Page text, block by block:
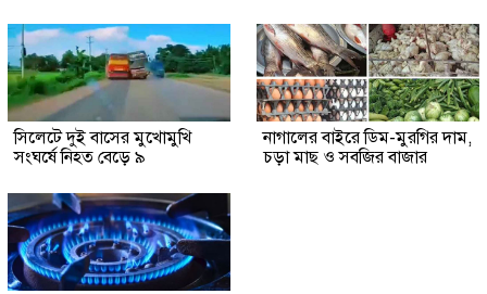
সিলেটে দুই বাসের মুখোমুখি
সংঘর্ষে নিহত বেড়ে ৯
নাগালের বাইরে ডিম-মুরগির দাম,
চড়া মাছ ও সবজির বাজার